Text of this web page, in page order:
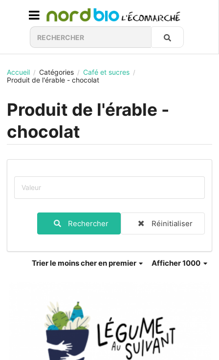
Accueil / Catégories / Café et sucres /
Produit de l'érable - chocolat
Produit de l'érable -
chocolat
Rechercher Réinitialiser
Afficher 1000
Trierle moins cher en premier